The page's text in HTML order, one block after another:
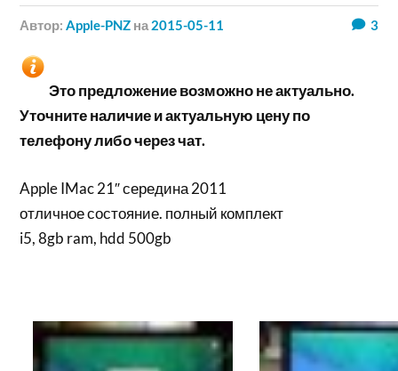
Автор:Apple-PNZ на 2015-05-11 3
Это предложение возможно не актуально.
Уточните наличие и актуальную цену по
телефону либо через чат.
Apple IMac 21″ середина 2011
отличное состояние. полный комплект
i5, 8gb ram, hdd 500gb